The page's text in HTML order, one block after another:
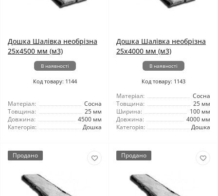
Дошка Шалівка необрізна
25x4500 мм (м3)
В наявності
Код товару: 1144
Матеріал:
Сосна
Товщина:
25 мм
Довжина:
4500 мм
Категорія:
Дошка
Дошка Шалівка необрізна
25x4000 мм (м3)
В наявності
Код товару: 1143
Матеріал:
Сосна
Товщина:
25 мм
Ширина:
100 мм
Довжина:
4000 мм
Категорія:
Дошка
Продано Продано